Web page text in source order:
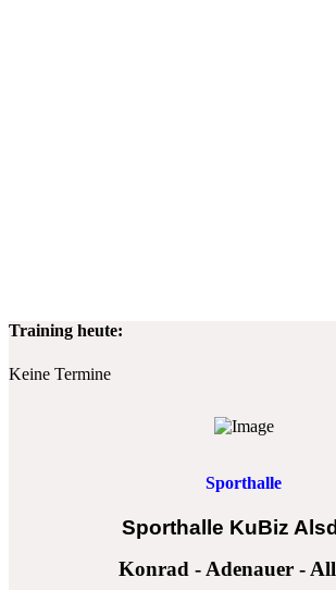
Training heute:
Keine Termine
Sporthalle
Sporthalle KuBiz
Konrad - Adenauer -